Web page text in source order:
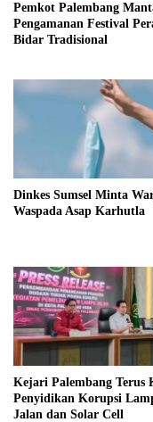
Pemkot Palembang
Pengamanan Festival
Bidar Tradisional
Dinkes Sumsel Minta
Waspada Asap Karhutla
Kejari Palembang Terus
Penyidikan Korupsi
Jalan dan Solar Cell